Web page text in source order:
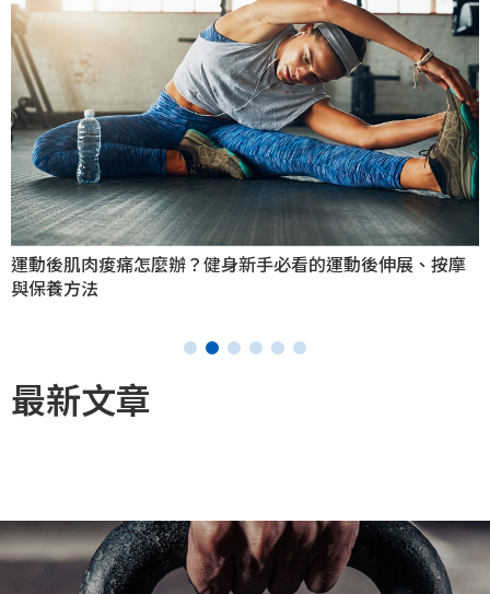
運動後肌肉痠痛怎麼辦？健身新手必看的運動後伸展、按摩
與保養方法
最新文章